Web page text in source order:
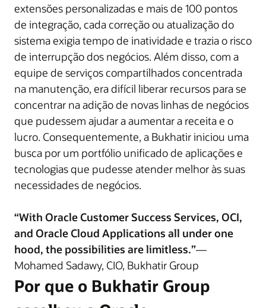
extensões personalizadas e mais de 100 pontos
de integração, cada correção ou atualização do
sistema exigia tempo de inatividade e trazia o risco
de interrupção dos negócios. Além disso, com a
equipe de serviços compartilhados concentrada
na manutenção, era difícil liberar recursos para se
concentrar na adição de novas linhas de negócios
que pudessem ajudar a aumentar a receita e o
lucro. Consequentemente, a Bukhatir iniciou uma
busca por um portfólio unificado de aplicações e
tecnologias que pudesse atender melhor às suas
necessidades de negócios.
“With Oracle Customer Success Services, OCI,
and Oracle Cloud Applications all under one
hood, the possibilities are limitless.”—
Mohamed Sadawy, CIO, Bukhatir Group
Por que o Bukhatir Group